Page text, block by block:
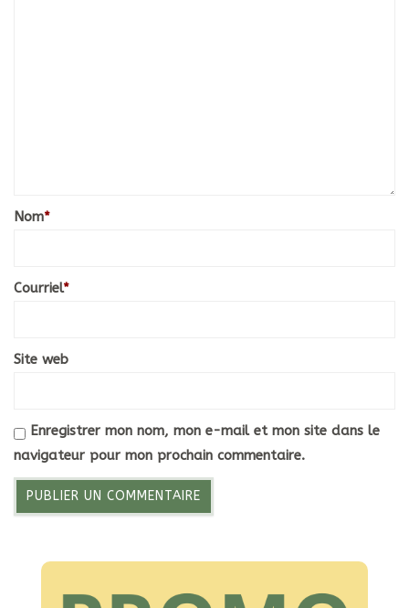
Nom*
Courriel*
Site web
Enregistrer mon nom, mon e-mail et mon site dans le
navigateur pour mon prochain commentaire.